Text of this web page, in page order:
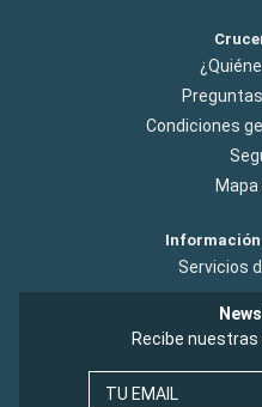
Condiciones
Servicios
Recibe
TU EMAIL